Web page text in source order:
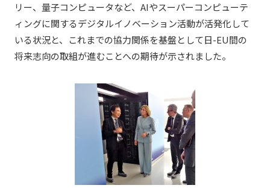
リー、量子コンピュータなど、AIやスーパーコンピューテ
ィングに関するデジタルイノベーション活動が活発化して
いる状況と、これまでの協力関係を基盤として日-EU間の
将来志向の取組が進むことへの期待が示されました。